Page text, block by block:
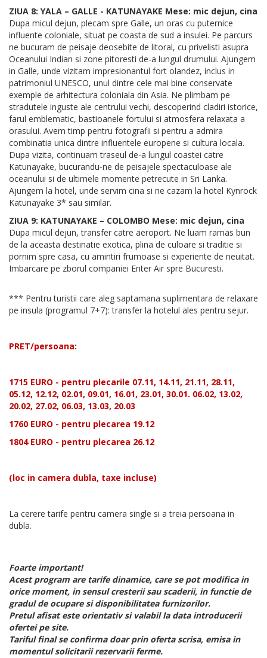
ZIUA 8: YALA – GALLE - KATUNAYAKE Mese: mic dejun, cina
Dupa micul dejun, plecam spre Galle, un oras cu puternice
influente coloniale, situat pe coasta de sud a insulei. Pe parcurs
ne bucuram de peisaje deosebite de litoral, cu privelisti asupra
Oceanului Indian si zone pitoresti de-a lungul drumului. Ajungem
in Galle, unde vizitam impresionantul fort olandez, inclus in
patrimoniul UNESCO, unul dintre cele mai bine conservate
exemple de arhitectura coloniala din Asia. Ne plimbam pe
stradutele inguste ale centrului vechi, descoperind cladiri istorice,
farul emblematic, bastioanele fortului si atmosfera relaxata a
orasului. Avem timp pentru fotografii si pentru a admira
combinatia unica dintre influentele europene si cultura locala.
Dupa vizita, continuam traseul de-a lungul coastei catre
Katunayake, bucurandu-ne de peisajele spectaculoase ale
oceanului si de ultimele momente petrecute in Sri Lanka.
Ajungem la hotel, unde servim cina si ne cazam la hotel Kynrock
Katunayake 3* sau similar.
ZIUA 9: KATUNAYAKE – COLOMBO Mese: mic dejun, cina
Dupa micul dejun, transfer catre aeroport. Ne luam ramas bun
de la aceasta destinatie exotica, plina de culoare si traditie si
pornim spre casa, cu amintiri frumoase si experiente de neuitat.
Imbarcare pe zborul companiei Enter Air spre Bucuresti.
*** Pentru turistii care aleg saptamana suplimentara de relaxare
pe insula (programul 7+7): transfer la hotelul ales pentru sejur.
PRET/persoana:
1715 EURO - pentru plecarile 07.11, 14.11, 21.11, 28.11,
05.12, 12.12, 02.01, 09.01, 16.01, 23.01, 30.01. 06.02, 13.02,
20.02, 27.02, 06.03, 13.03, 20.03
1760 EURO - pentru plecarea 19.12
1804 EURO - pentru plecarea 26.12
(loc in camera dubla, taxe incluse)
La cerere tarife pentru camera single si a treia persoana in
dubla.
Foarte important!
Acest program are tarife dinamice, care se pot modifica in
orice moment, in sensul cresterii sau scaderii, in functie de
gradul de ocupare si disponibilitatea furnizorilor.
Pretul afisat este orientativ si valabil la data introducerii
ofertei pe site.
Tariful final se confirma doar prin oferta scrisa, emisa in
momentul solicitarii rezervarii ferme.